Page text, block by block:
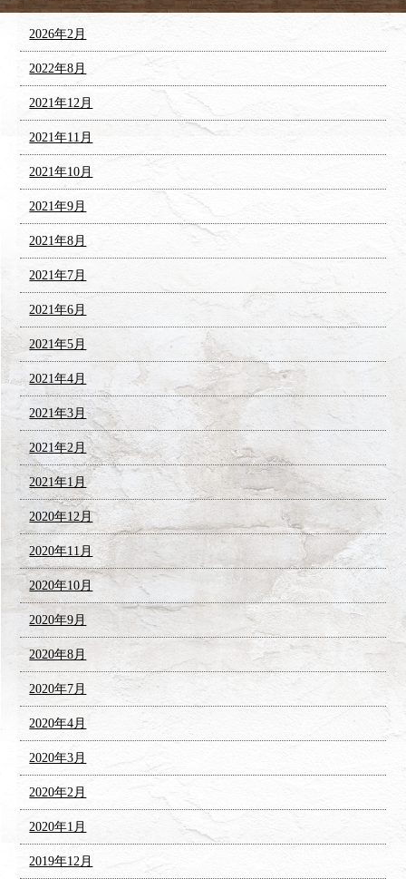
2026年2月
2022年8月
2021年12月
2021年11月
2021年10月
2021年9月
2021年8月
2021年7月
2021年6月
2021年5月
2021年4月
2021年3月
2021年2月
2021年1月
2020年12月
2020年11月
2020年10月
2020年9月
2020年8月
2020年7月
2020年4月
2020年3月
2020年2月
2020年1月
2019年12月